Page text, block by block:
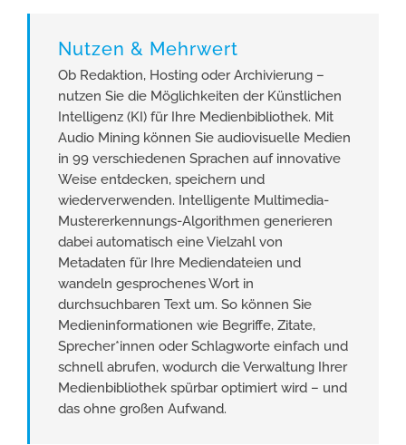
Nutzen & Mehrwert
Ob Redaktion, Hosting oder Archivierung –
nutzen Sie die Möglichkeiten der Künstlichen
Intelligenz (KI) für Ihre Medienbibliothek. Mit
Audio Mining können Sie audiovisuelle Medien
in 99 verschiedenen Sprachen auf innovative
Weise entdecken, speichern und
wiederverwenden. Intelligente Multimedia-
Mustererkennungs-Algorithmen generieren
dabei automatisch eine Vielzahl von
Metadaten für Ihre Mediendateien und
wandeln gesprochenes Wort in
durchsuchbaren Text um. So können Sie
Medieninformationen wie Begriffe, Zitate,
Sprecher*innen oder Schlagworte einfach und
schnell abrufen, wodurch die Verwaltung Ihrer
Medienbibliothek spürbar optimiert wird – und
das ohne großen Aufwand.